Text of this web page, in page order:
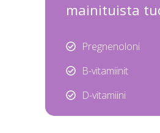
mainituista
Pregnenoloni
B-vitamiinit
D-vitamiini